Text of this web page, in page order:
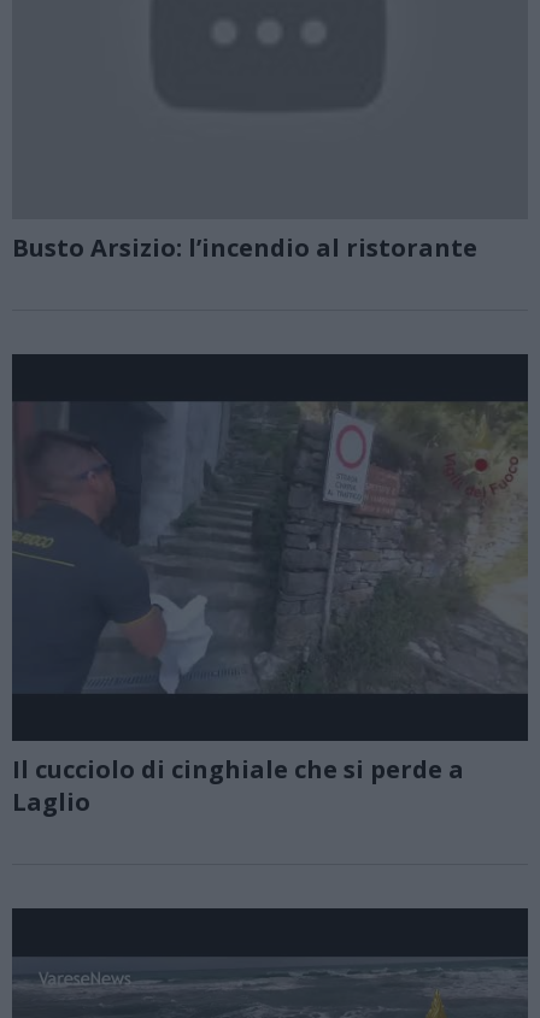
Busto Arsizio: l’incendio al ristorante
Il cucciolo di cinghiale che si perde a
Laglio